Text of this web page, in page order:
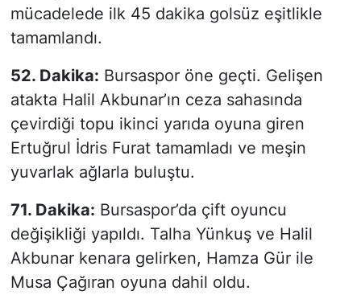
mücadelede ilk 45 dakika golsüz eşitlikle
tamamlandı.
52. Dakika: Bursaspor öne geçti. Gelişen
atakta Halil Akbunar’ın ceza sahasında
çevirdiği topu ikinci yarıda oyuna giren
Ertuğrul İdris Furat tamamladı ve meşin
yuvarlak ağlarla buluştu.
71. Dakika: Bursaspor’da çift oyuncu
değişikliği yapıldı. Talha Yünkuş ve Halil
Akbunar kenara gelirken, Hamza Gür ile
Musa Çağıran oyuna dahil oldu.